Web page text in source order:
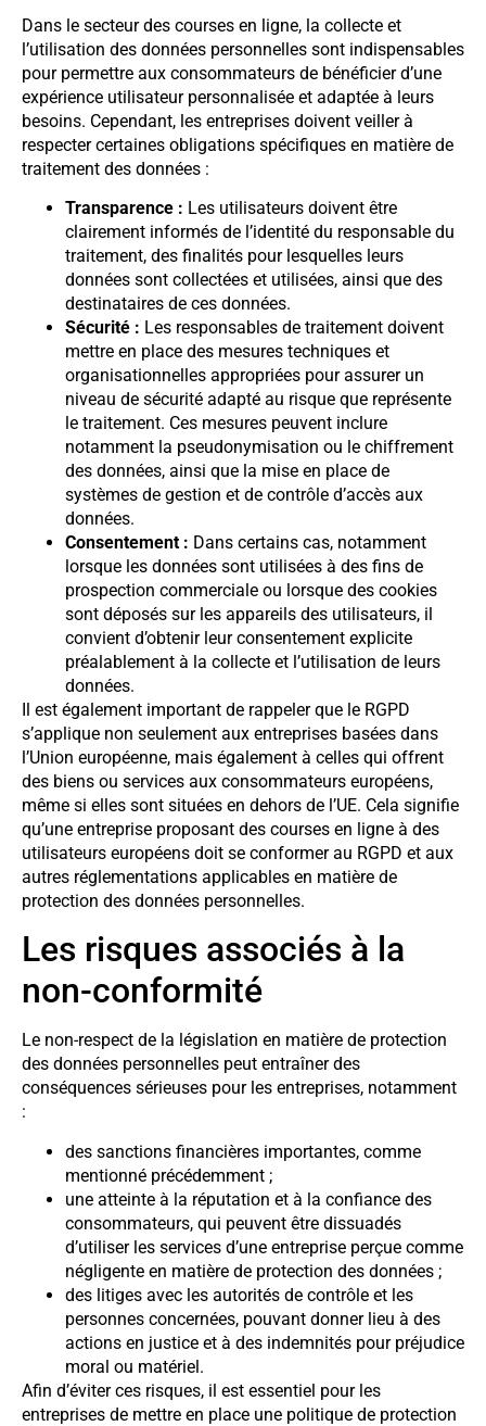
Dans le secteur des courses en ligne, la collecte et
l’utilisation des données personnelles sont indispensables
pour permettre aux consommateurs de bénéficier d’une
expérience utilisateur personnalisée et adaptée à leurs
besoins. Cependant, les entreprises doivent veiller à
respecter certaines obligations spécifiques en matière de
traitement des données :
Transparence : Les utilisateurs doivent être
clairement informés de l’identité du responsable du
traitement, des finalités pour lesquelles leurs
données sont collectées et utilisées, ainsi que des
destinataires de ces données.
Sécurité : Les responsables de traitement doivent
mettre en place des mesures techniques et
organisationnelles appropriées pour assurer un
niveau de sécurité adapté au risque que représente
le traitement. Ces mesures peuvent inclure
notamment la pseudonymisation ou le chiffrement
des données, ainsi que la mise en place de
systèmes de gestion et de contrôle d’accès aux
données.
Consentement : Dans certains cas, notamment
lorsque les données sont utilisées à des fins de
prospection commerciale ou lorsque des cookies
sont déposés sur les appareils des utilisateurs, il
convient d’obtenir leur consentement explicite
préalablement à la collecte et l’utilisation de leurs
données.
Il est également important de rappeler que le RGPD
s’applique non seulement aux entreprises basées dans
l’Union européenne, mais également à celles qui offrent
des biens ou services aux consommateurs européens,
même si elles sont situées en dehors de l’UE. Cela signifie
qu’une entreprise proposant des courses en ligne à des
utilisateurs européens doit se conformer au RGPD et aux
autres réglementations applicables en matière de
protection des données personnelles.
Les risques associés à la
non-conformité
Le non-respect de la législation en matière de protection
des données personnelles peut entraîner des
conséquences sérieuses pour les entreprises, notamment
:
des sanctions financières importantes, comme
mentionné précédemment ;
une atteinte à la réputation et à la confiance des
consommateurs, qui peuvent être dissuadés
d’utiliser les services d’une entreprise perçue comme
négligente en matière de protection des données ;
des litiges avec les autorités de contrôle et les
personnes concernées, pouvant donner lieu à des
actions en justice et à des indemnités pour préjudice
moral ou matériel.
Afin d’éviter ces risques, il est essentiel pour les
entreprises de mettre en place une politique de protection